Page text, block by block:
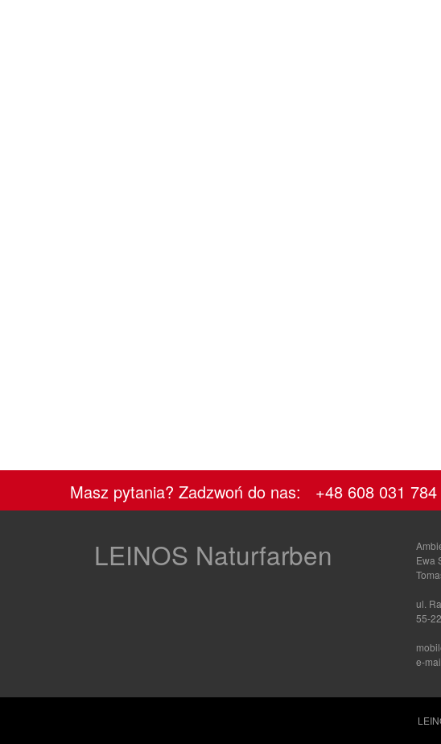
Masz pytania? Zadzwoń do nas: +48 608 031 784
LEINOS Naturfarben
Ewa
ul.
55-
e-